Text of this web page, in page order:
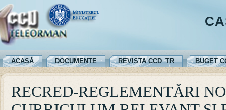
ACASĂ DOCUMENTE REVISTA CCD_TR BUGET
RECRED-REGLEMENTĂRI